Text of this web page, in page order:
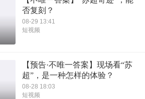
否复刻？
08-29 13:41
短视频
【预告·不唯一答案】现场看“苏
超”，是一种怎样的体验？
08-28 18:03
短视频